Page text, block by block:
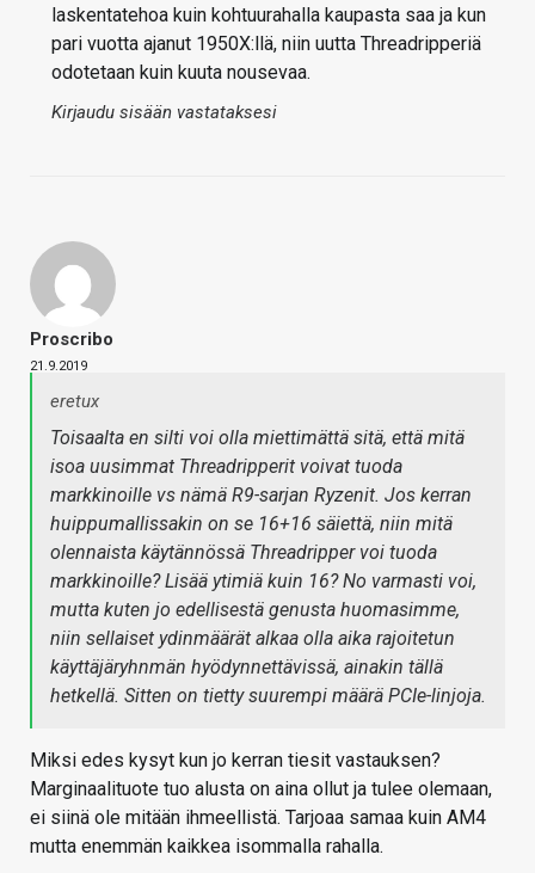
laskentatehoa kuin kohtuurahalla kaupasta saa ja kun
pari vuotta ajanut 1950X:llä, niin uutta Threadripperiä
odotetaan kuin kuuta nousevaa.
Kirjaudu sisään vastataksesi
Proscribo
21.9.2019
eretux
Toisaalta en silti voi olla miettimättä sitä, että mitä
isoa uusimmat Threadripperit voivat tuoda
markkinoille vs nämä R9-sarjan Ryzenit. Jos kerran
huippumallissakin on se 16+16 säiettä, niin mitä
olennaista käytännössä Threadripper voi tuoda
markkinoille? Lisää ytimiä kuin 16? No varmasti voi,
mutta kuten jo edellisestä genusta huomasimme,
niin sellaiset ydinmäärät alkaa olla aika rajoitetun
käyttäjäryhnmän hyödynnettävissä, ainakin tällä
hetkellä. Sitten on tietty suurempi määrä PCIe-linjoja.
Miksi edes kysyt kun jo kerran tiesit vastauksen?
Marginaalituote tuo alusta on aina ollut ja tulee olemaan,
ei siinä ole mitään ihmeellistä. Tarjoaa samaa kuin AM4
mutta enemmän kaikkea isommalla rahalla.